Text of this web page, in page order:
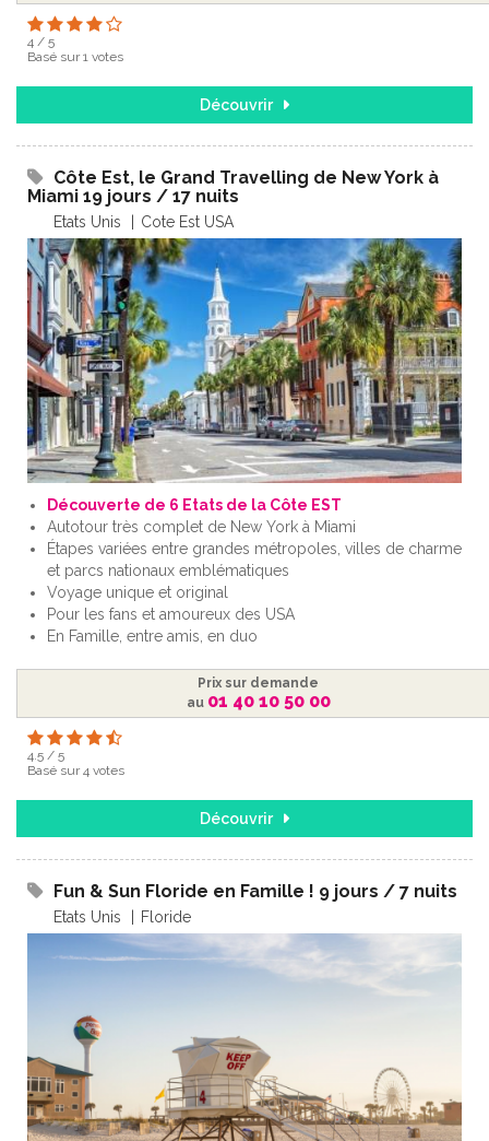
4 / 5
Basé sur1 votes
Découvrir
Côte Est, le Grand Travelling de New York à
Miami 19 jours / 17 nuits
Etats Unis Cote Est USA
Découverte de 6 Etats de la Côte EST
Autotour très complet de New York à Miami
Étapes variées entre grandes métropoles, villes de charme
et parcs nationaux emblématiques
Voyage unique et original
Pour les fans et amoureux des USA
En Famille, entre amis, en duo
Prix sur demande
au 01 40 10 50 00
4.5 / 5
Basé sur4 votes
Découvrir
Fun & Sun Floride en Famille ! 9 jours / 7 nuits
Etats Unis Floride